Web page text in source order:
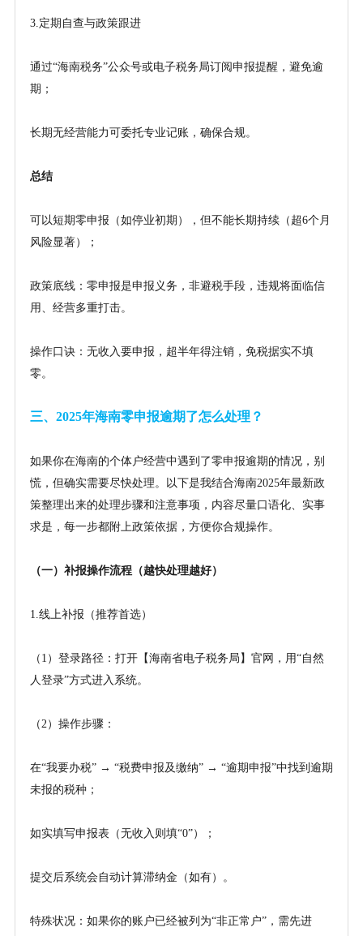
3.定期自查与政策跟进
通过“海南税务”公众号或电子税务局订阅申报提醒，避免逾
期；
长期无经营能力可委托专业记账，确保合规。
总结
可以短期零申报（如停业初期），但不能长期持续（超6个月
风险显著）；
政策底线：零申报是申报义务，非避税手段，违规将面临信
用、经营多重打击。
操作口诀：无收入要申报，超半年得注销，免税据实不填
零。
三、 2025年海南零申报逾期了怎么处理？
如果你在海南的个体户经营中遇到了零申报逾期的情况，别
慌，但确实需要尽快处理。以下是我结合海南2025年最新政
策整理出来的处理步骤和注意事项，内容尽量口语化、实事
求是，每一步都附上政策依据，方便你合规操作。
（一）补报操作流程（越快处理越好）
1.线上补报（推荐首选）
（ 1）登录路径：打开【海南省电子税务局】官网，用“自然
人登录”方式进入系统。
（2）操作步骤：
在“我要办税” → “税费申报及缴纳” → “逾期申报”中找到逾期
未报的税种；
如实填写申报表（无收入则填“0”）；
提交后系统会自动计算滞纳金（如有）。
特殊状况：如果你的账户已经被列为“非正常户”，需先进